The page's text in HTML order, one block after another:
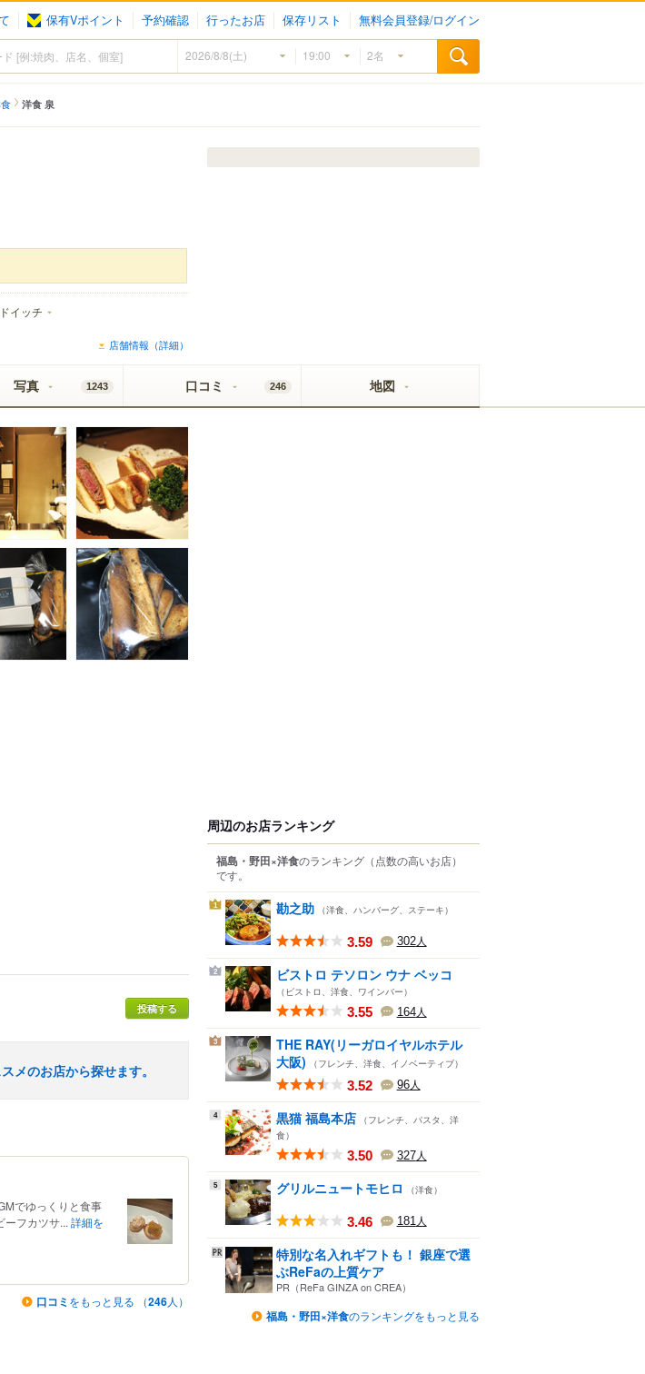
保有Vポイント 予約確認 行ったお店 保存リスト 無料会員登録/ログイン
洋食 泉
イッチ
店舗情報（詳細）
写真 1243 口コミ 246 地図
投稿する
メのお店から探せます。
でゆっくりと食事
ーフカツサ... 詳細を
口コミ をもっと見る （246人）
周辺のお店ランキング
福島・野田×洋食のランキング （点数の高いお店）
です。
1 勘之助 （洋食、ハンバーグ、ステーキ）
3.59 302人
2 ビストロ テソロン ウナ ベッコ
（ビストロ、洋食、ワインバー）
3.55 164人
3
THE RAY(リーガロイヤルホテル
大阪)
（フレンチ、洋食、イノベーティブ）
3.52 96人
4 黒猫 福島本店 （フレンチ、パスタ、洋
食）
3.50 327人
5 グリルニュートモヒロ （洋食）
3.46 181人
特別な名入れギフトも！ 銀座で選
ぶReFaの上質ケア
PR（ReFa GINZA on CREA）
福島・野田×洋食のランキングをもっと見る